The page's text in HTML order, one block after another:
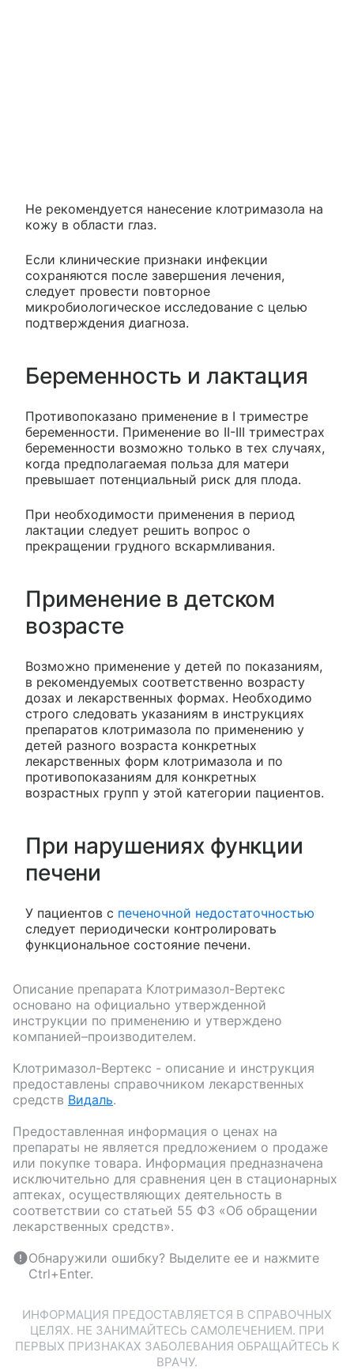
Не рекомендуется нанесение клотримазола на
кожу в области глаз.
Если клинические признаки инфекции
сохраняются после завершения лечения,
следует провести повторное
микробиологическое исследование с целью
подтверждения диагноза.
Беременность и лактация
Противопоказано применение в I триместре
беременности. Применение во II-III триместрах
беременности возможно только в тех случаях,
когда предполагаемая польза для матери
превышает потенциальный риск для плода.
При необходимости применения в период
лактации следует решить вопрос о
прекращении грудного вскармливания.
Применение в детском
возрасте
Возможно применение у детей по показаниям,
в рекомендуемых соответственно возрасту
дозах и лекарственных формах. Необходимо
строго следовать указаниям в инструкциях
препаратов клотримазола по применению у
детей разного возраста конкретных
лекарственных форм клотримазола и по
противопоказаниям для конкретных
возрастных групп у этой категории пациентов.
При нарушениях функции
печени
У пациентов с печеночной недостаточностью
следует периодически контролировать
функциональное состояние печени.
Описание препарата Клотримазол-Вертекс
основано на официально утвержденной
инструкции по применению и утверждено
компанией–производителем.
Клотримазол-Вертекс - описание и инструкция
предоставлены справочником лекарственных
средств Видаль.
Предоставленная информация о ценах на
препараты не является предложением о продаже
или покупке товара. Информация предназначена
исключительно для сравнения цен в стационарных
аптеках, осуществляющих деятельность в
соответствии со статьей 55 ФЗ «Об обращении
лекарственных средств».
Обнаружили ошибку? Выделите ее и нажмите
Ctrl+Enter.
ИНФОРМАЦИЯ ПРЕДОСТАВЛЯЕТСЯ В СПРАВОЧНЫХ
ЦЕЛЯХ. НЕ ЗАНИМАЙТЕСЬ САМОЛЕЧЕНИЕМ. ПРИ
ПЕРВЫХ ПРИЗНАКАХ ЗАБОЛЕВАНИЯ ОБРАЩАЙТЕСЬ К
ВРАЧУ.